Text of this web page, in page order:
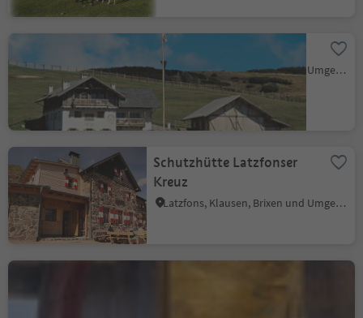
Stöfflhütte
Latzfons, Klausen, Brixen und Umgebung
Schutzhütte Latzfonser
Kreuz
Latzfons, Klausen, Brixen und Umgebung